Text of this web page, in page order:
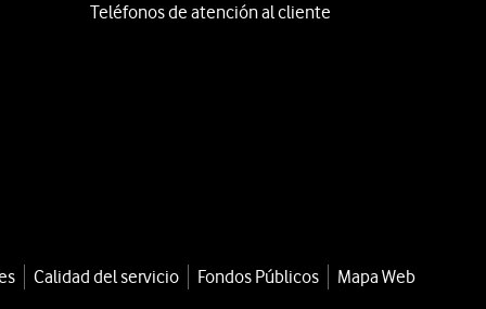
Teléfonos de atención al cliente
Calidad del servicio Fondos Públicos
Mapa Web